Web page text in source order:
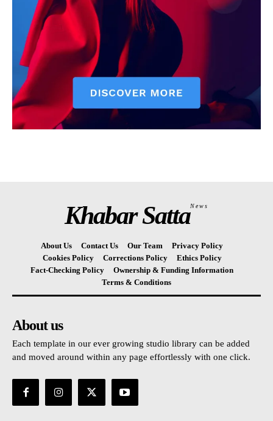
Khabar SattaNews
About Us Contact Us Our Team
Privacy Policy
Cookies Policy
Corrections Policy
Ethics Policy
Fact-Checking Policy
Ownership & Funding Information
Terms & Conditions
About us
Each template in our ever growing studio library can be added
and moved around within any page effortlessly with one click.